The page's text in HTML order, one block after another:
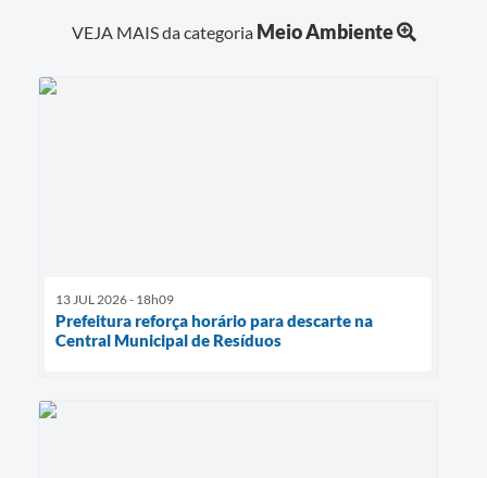
VEJA MAIS da categoria Meio Ambiente
13 JUL 2026 - 18h09
Prefeitura reforça horário para descarte na
Central Municipal de Resíduos